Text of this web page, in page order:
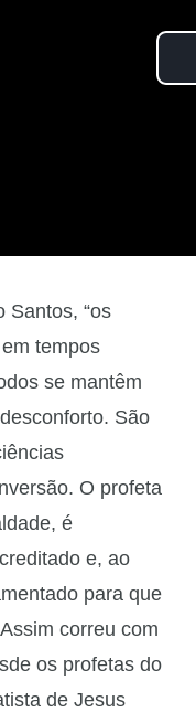
Santos, “os
tempos
se mantêm
São
O profeta
é
e, ao
para que
correu com
os profetas do
de Jesus